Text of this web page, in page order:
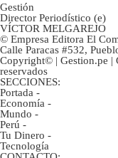
Gestión
Director Periodístico (e)
VÍCTOR MELGAREJO
© Empresa Editora El
Calle Paracas #532,
Copyright© | Gestion.pe |
reservados
SECCIONES:
Portada -
Economía -
Mundo -
Perú -
Tu Dinero -
Tecnología